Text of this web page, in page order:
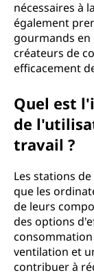
nécessaires à
également
gourmands en
créateurs de
efficacement
Quel est
de
travail ?
Les stations
que les
de leurs
des options
ventilation et
contribuer à